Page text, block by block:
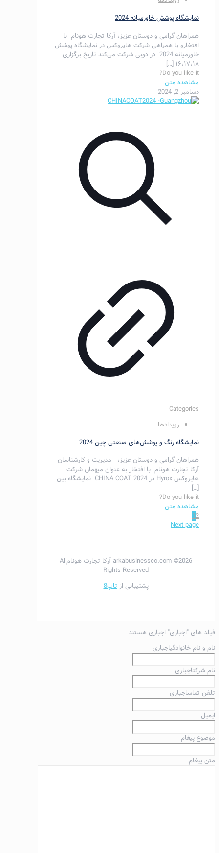
نمایشگاه پوشش خاورمیانه 2024
همراهان گرامی و دوستان عزیز، آرکا تجارت هونام با
افتخارو با همراهی شرکت هایروکس در نمایشگاه پوشش
خاورمیانه 2024 در دوبی شرکت می‌کند تاریخ برگزاری
۱۶،۱۷،۱۸ […]
Do you like it?
مشاهده متن
دسامبر 2, 2024
Categories
رویدادها
نمایشگاه رنگ و پوشش‌های صنعتی چین 2024
همراهان گرامی و دوستان عزیز، مدیریت و کارشناسان
آرکا تجارت هونام با افتخار به عنوان میهمان شرکت
هایروکس Hyrox در CHINA COAT 2024 نمایشگاه بین
[…]
Do you like it?
مشاهده متن
12
Next page
2026© arkabusinessco.com آرکا تجارت هونامAll
Rights Reserved
پشتیبانی ازتاپ8
فیلد های "اجباری" اجباری هستند
نام و نام خانوادگیاجباری
نام شرکتاجباری
تلفن تماساجباری
ایمیل
موضوع پیغام
متن پیغام